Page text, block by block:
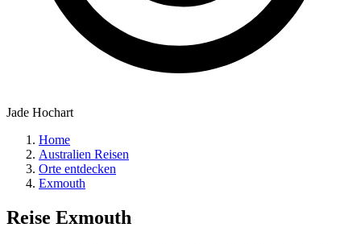
Jade Hochart
Home
Australien Reisen
Orte entdecken
Exmouth
Reise Exmouth